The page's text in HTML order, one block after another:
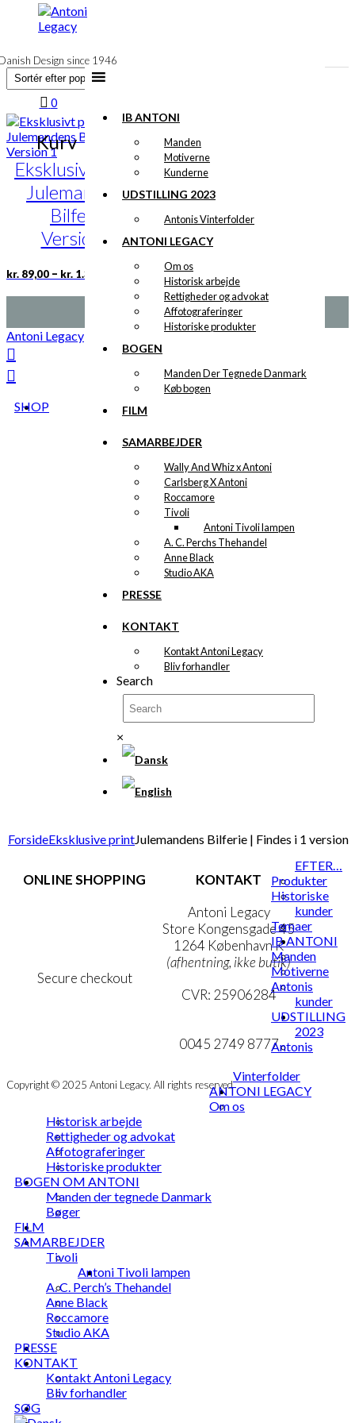
indhold
Design since 1946
IB ANTONI
Manden
Motiverne
Kunderne
UDSTILLING 2023
Antonis Vinterfolder
ANTONI LEGACY
Om os
Historisk arbejde
Rettigheder og advokat
Affotograferinger
Historiske produkter
BOGEN
Manden Der Tegnede Danmark
Køb bogen
FILM
SAMARBEJDER
Wally And Whiz x Antoni
Carlsberg X Antoni
Roccamore
Tivoli
Antoni Tivoli lampen
A. C. Perchs Thehandel
Anne Black
Studio AKA
PRESSE
KONTAKT
Kontakt Antoni Legacy
Bliv forhandler
Search
×
0
Kurv
ForsideEksklusive printJulemandens Bilferie | Findes i 1 version
Eksklusivt print:
Julemandens
Bilferie
Version 1
kr. 89,00 – kr. 1.399,00
Prisinterval:
kr. 89,00
kr. 1.399,00
Dette
vare
har
flere
varianter.
Mulighederne
vælges
varesiden
ONLINE SHOPPING
Secure checkout
KONTAKT
Antoni Legacy
Store Kongensgade 45
1264 København K
(afhentning, ikke butik)
CVR: 25906284
mail@ibantoni.com
0045 2749 8777
Copyright © 2025 Antoni Legacy. All rights reserved
Antoni Legacy
SHOP
EFTER…
Produkter
Historiske
kunder
Temaer
IB ANTONI
Manden
Motiverne
Antonis
kunder
UDSTILLING
2023
Antonis
Vinterfolder
ANTONI LEGACY
Om os
Historisk arbejde
Rettigheder og advokat
Affotograferinger
Historiske produkter
BOGEN OM ANTONI
Manden der tegnede Danmark
Bøger
FILM
SAMARBEJDER
Tivoli
Antoni Tivoli lampen
A. C. Perch’s Thehandel
Anne Black
Roccamore
Studio AKA
PRESSE
KONTAKT
Kontakt Antoni Legacy
Bliv forhandler
SØG